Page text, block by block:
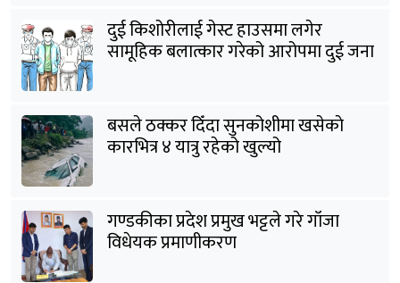
दुई किशोरीलाई गेस्ट हाउसमा लगेर
सामूहिक बलात्कार गरेको आरोपमा दुई जना
बसले ठक्कर दिँदा सुनकोशीमा खसेकाे
कारभित्र ४ यात्रु रहेको खुल्यो
गण्डकीका प्रदेश प्रमुख भट्टले गरे गाँजा
विधेयक प्रमाणीकरण